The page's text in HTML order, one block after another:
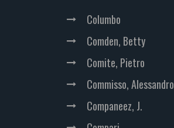
Columbo
Comden, Betty
Comite, Pietro
Commisso, Alessandro
Companeez, J.